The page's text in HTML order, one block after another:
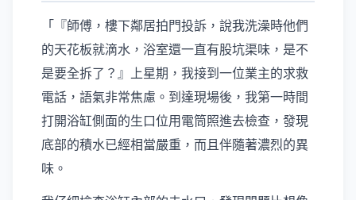
「『師傅，樓下鄰居拍門投訴，說我洗澡時他們
的天花板就滴水，浴室還一直有股坑渠味，是不
是要全拆了？』上星期，我接到一位業主的求救
電話，語氣非常焦慮。到達現場後，我第一時間
打開浴缸側面的生口位用電筒照進去檢查，發現
底部的積水已經相當嚴重，而且伴隨著濃烈的異
味。